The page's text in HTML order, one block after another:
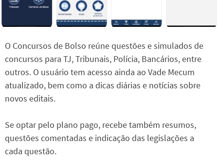
O Concursos de Bolso reúne questões e simulados de
concursos para TJ, Tribunais, Polícia, Bancários, entre
outros. O usuário tem acesso ainda ao Vade Mecum
atualizado, bem como a dicas diárias e notícias sobre
novos editais.
Se optar pelo plano pago, recebe também resumos,
questões comentadas e indicação das legislações a
cada questão.